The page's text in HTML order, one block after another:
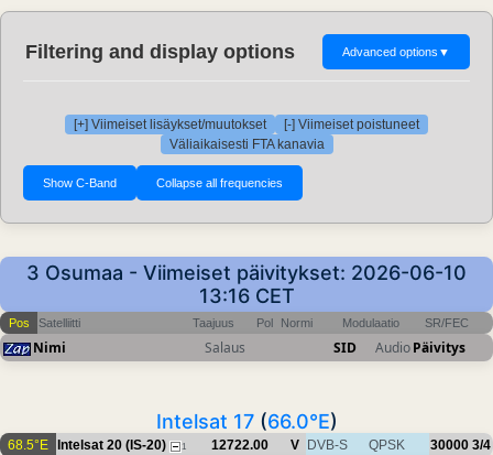
Filtering and display options Advanced options ▼
[+] Viimeiset lisäykset/muutokset
[-] Viimeiset poistuneet
Väliaikaisesti FTA kanavia
3 Osumaa - Viimeiset päivitykset: 2026-06-10
13:16 CET
Pos Satelliitti Taajuus Pol Normi Modulaatio SR/FEC
Nimi Salaus SID AudioPäivitys
Intelsat 17(66.0°E)
68.5°E Intelsat 20 (IS-20) 1 12722.00 V DVB-S QPSK 30000 3/4